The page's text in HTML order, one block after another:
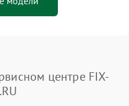
центре FIX-